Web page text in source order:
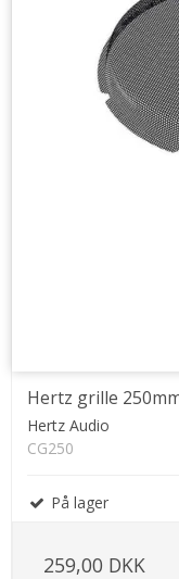
Hertz grille
Hertz Audio
CG250
På lager
259,00 DKK